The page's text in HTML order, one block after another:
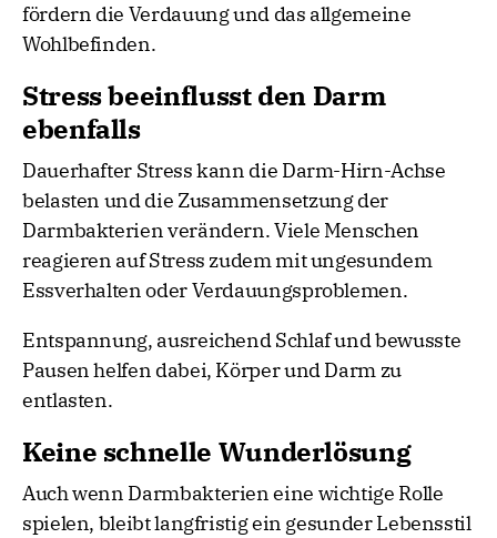
fördern die Verdauung und das allgemeine
Wohlbefinden.
Stress beeinflusst den Darm
ebenfalls
Dauerhafter Stress kann die Darm-Hirn-Achse
belasten und die Zusammensetzung der
Darmbakterien verändern. Viele Menschen
reagieren auf Stress zudem mit ungesundem
Essverhalten oder Verdauungsproblemen.
Entspannung, ausreichend Schlaf und bewusste
Pausen helfen dabei, Körper und Darm zu
entlasten.
Keine schnelle Wunderlösung
Auch wenn Darmbakterien eine wichtige Rolle
spielen, bleibt langfristig ein gesunder Lebensstil